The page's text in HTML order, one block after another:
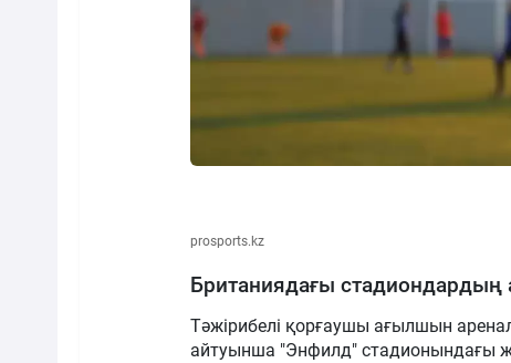
prosports.kz
Британиядағы
Тәжірибелі қорғаушы ағылшын
айтуынша "Энфилд" стадионындағы